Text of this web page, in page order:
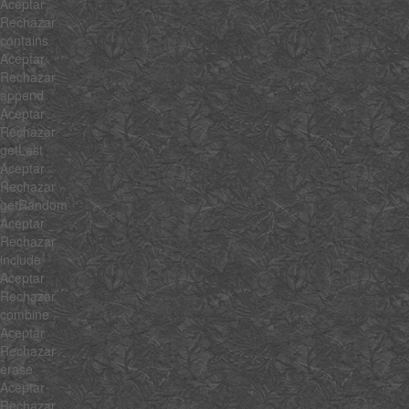
Aceptar
Rechazar
contains
Aceptar
Rechazar
append
Aceptar
Rechazar
getLast
Aceptar
Rechazar
getRandom
Aceptar
Rechazar
include
Aceptar
Rechazar
combine
Aceptar
Rechazar
erase
Aceptar